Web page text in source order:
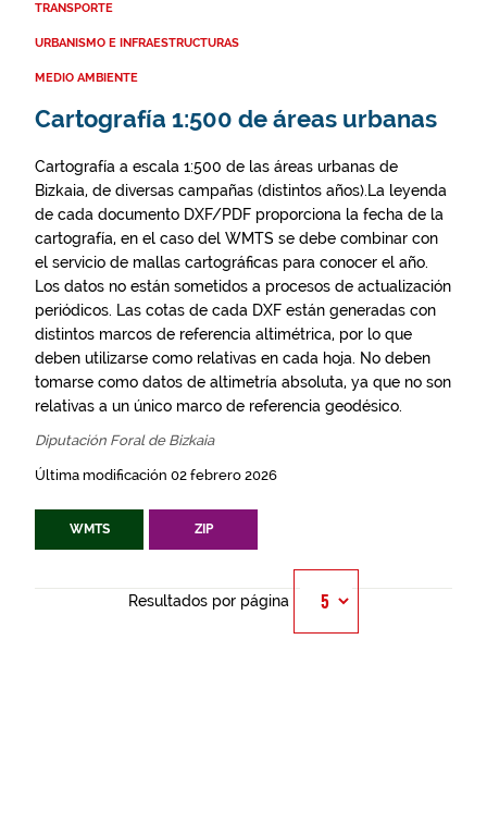
TRANSPORTE
URBANISMO E INFRAESTRUCTURAS
MEDIO AMBIENTE
Cartografía 1:500 de áreas urbanas
Cartografía a escala 1:500 de las áreas urbanas de
Bizkaia, de diversas campañas (distintos años).La leyenda
de cada documento DXF/PDF proporciona la fecha de la
cartografía, en el caso del WMTS se debe combinar con
el servicio de mallas cartográficas para conocer el año.
Los datos no están sometidos a procesos de actualización
periódicos. Las cotas de cada DXF están generadas con
distintos marcos de referencia altimétrica, por lo que
deben utilizarse como relativas en cada hoja. No deben
tomarse como datos de altimetría absoluta, ya que no son
relativas a un único marco de referencia geodésico.
Diputación Foral de Bizkaia
Última modificación 02 febrero 2026
WMTS ZIP
Resultados por página